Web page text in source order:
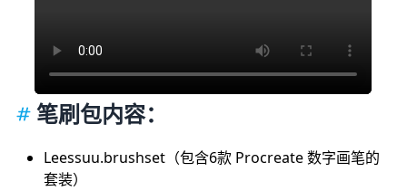
笔刷包内容：
Leessuu.brushset（包含6款 Procreate 数字画笔的
套装）